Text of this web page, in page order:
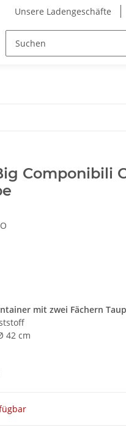
Unsere Ladengeschäfte
Componibili
mit zwei Fächern
42 cm